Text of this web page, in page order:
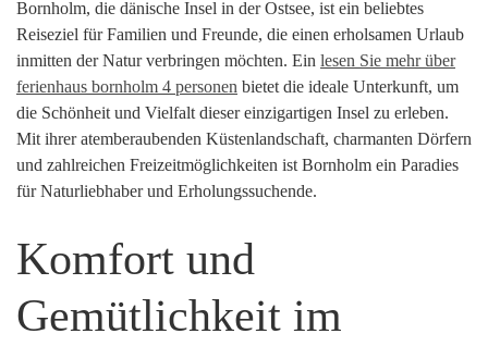
Bornholm, die dänische Insel in der Ostsee, ist ein beliebtes
Reiseziel für Familien und Freunde, die einen erholsamen Urlaub
inmitten der Natur verbringen möchten. Ein lesen Sie mehr über
ferienhaus bornholm 4 personen bietet die ideale Unterkunft, um
die Schönheit und Vielfalt dieser einzigartigen Insel zu erleben.
Mit ihrer atemberaubenden Küstenlandschaft, charmanten Dörfern
und zahlreichen Freizeitmöglichkeiten ist Bornholm ein Paradies
für Naturliebhaber und Erholungssuchende.
Komfort und
Gemütlichkeit im